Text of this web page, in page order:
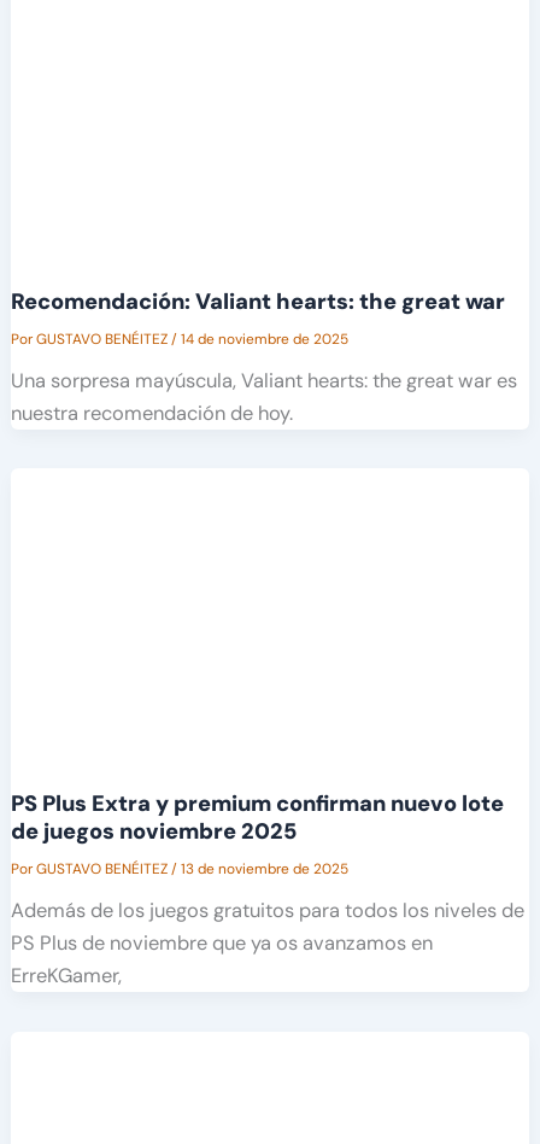
Recomendación: Valiant hearts: the great war
PorGUSTAVO BENÉITEZ/14 de noviembre de 2025
Una sorpresa mayúscula, Valiant hearts: the great war es
nuestra recomendación de hoy.
PS Plus Extra y premium confirman nuevo lote
de juegos noviembre 2025
PorGUSTAVO BENÉITEZ/13 de noviembre de 2025
Además de los juegos gratuitos para todos los niveles de
PS Plus de noviembre que ya os avanzamos en
ErreKGamer,